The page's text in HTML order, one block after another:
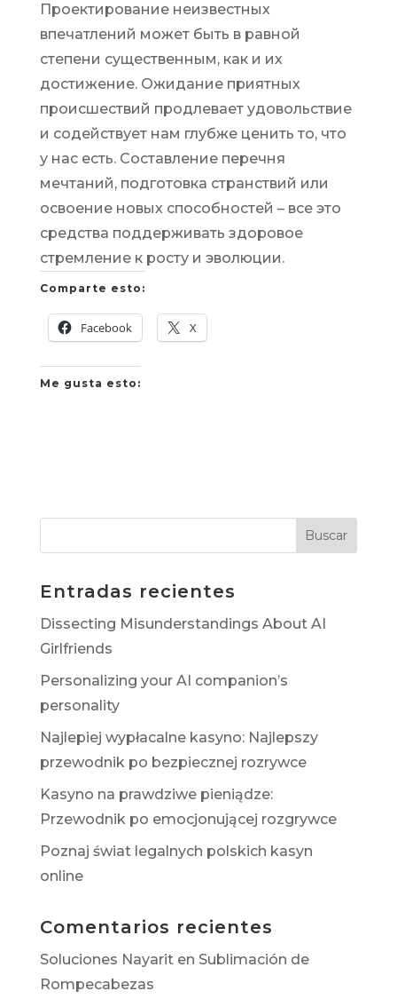
Проектирование неизвестных
впечатлений может быть в равной
степени существенным, как и их
достижение. Ожидание приятных
происшествий продлевает удовольствие
и содействует нам глубже ценить то, что
у нас есть. Составление перечня
мечтаний, подготовка странствий или
освоение новых способностей – все это
средства поддерживать здоровое
стремление к росту и эволюции.
Comparte esto:
Facebook X
Me gusta esto:
Entradas recientes
Dissecting Misunderstandings About AI
Girlfriends
Personalizing your AI companion’s
personality
Najlepiej wypłacalne kasyno: Najlepszy
przewodnik po bezpiecznej rozrywce
Kasyno na prawdziwe pieniądze:
Przewodnik po emocjonującej rozgrywce
Poznaj świat legalnych polskich kasyn
online
Comentarios recientes
Soluciones Nayariten Sublimación de
Rompecabezas